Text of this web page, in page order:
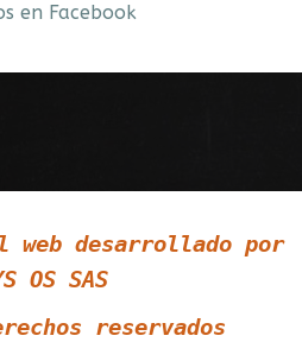
en Facebook
web desarrollado por
OS SAS
reservados